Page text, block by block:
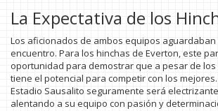
La Expectativa de los
Los aficionados de ambos equipos
encuentro. Para los hinchas de Everton, este
oportunidad para demostrar que a pesar de
tiene el potencial para competir con los
Estadio Sausalito seguramente será
alentando a su equipo con pasión y